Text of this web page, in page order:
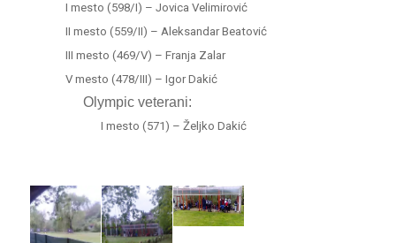
I mesto (598/I) – Jovica Velimirović
II mesto (559/II) – Aleksandar Beatović
III mesto (469/V) – Franja Zalar
V mesto (478/III) – Igor Dakić
Olympic veterani:
I mesto (571) – Željko Dakić